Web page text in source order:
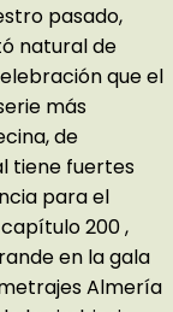
pasado,
natural de
que el
más
de
tiene fuertes
para el
200 ,
en la gala
Almería